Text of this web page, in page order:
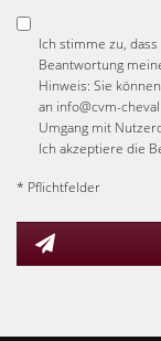
Ich stimme zu,
Beantwortung
Hinweis: Sie
an info@cvm-
Umgang mit
Ich akzeptiere die
* Pflichtfelder